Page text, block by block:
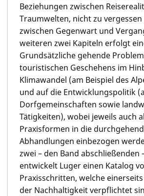
Beziehungen zwischen
Traumwelten, nicht zu
zwischen Gegenwart und
weiteren zwei Kapiteln erfolgt
Grundsätzliche gehende
touristischen Geschehens im
Klimawandel (am Beispiel des
und auf die Entwicklungspolitik
Dorfgemeinschaften sowie
Tätigkeiten), wobei jeweils auch
Praxisformen in die
Abhandlungen einbezogen
zwei – den Band abschließenden
entwickelt Luger einen Katalog
Praxisschritten, welche
der Nachhaltigkeit verpflichtet